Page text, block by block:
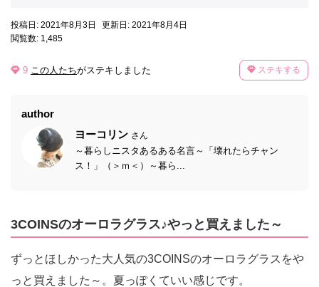
投稿日: 2021年8月3日
更新日: 2021年8月4日
閲覧数: 1,485
9 この人たちがステキしました ステキする
author
ヨーコリン さん
～暮らしニスタあるある名言～「壊れたらチャン
ス！」（＞ｍ＜）～暮ら...
3COINSのオーロラグラス♪やっと買えました～
ずっとほしかった大人気の3COINSのオーロラグラスをや
っと買えました～。夏っぽくていい感じです。